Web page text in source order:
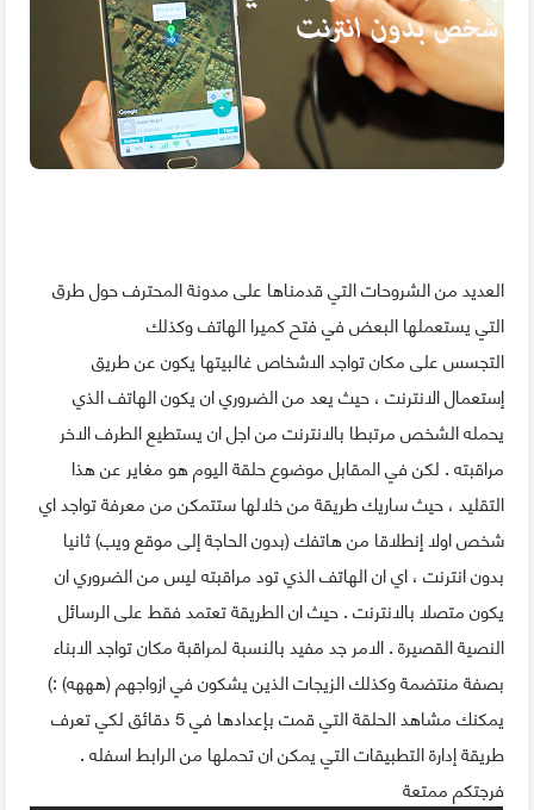
العديد من الشروحات التي قدمناها على مدونة المحترف حول طرق
التي يستعملها البعض في فتح كميرا الهاتف وكذلك
التجسس على مكان تواجد الاشخاص غالبيتها يكون عن طريق
إستعمال الانترنت ، حيث يعد من الضروري ان يكون الهاتف الذي
يحمله الشخص مرتبطا بالانترنت من اجل ان يستطيع الطرف الاخر
مراقبته . لكن في المقابل موضوع حلقة اليوم هو مغاير عن هذا
التقليد ، حيث ساريك طريقة من خلالها ستتمكن من معرفة تواجد اي
شخص اولا إنطلاقا من هاتفك (بدون الحاجة إلى موقع ويب) ثانيا
بدون انترنت ، اي ان الهاتف الذي تود مراقبته ليس من الضروري ان
يكون متصلا بالانترنت . حيث ان الطريقة تعتمد فقط على الرسائل
النصية القصيرة . الامر جد مفيد بالنسبة لمراقبة مكان تواجد الابناء
بصفة منتضمة وكذلك الزيجات الذين يشكون في ازواجهم (هههه) :)
يمكنك مشاهد الحلقة التي قمت بإعدادها في 5 دقائق لكي تعرف
طريقة إدارة التطبيقات التي يمكن ان تحملها من الرابط اسفله .
فرجتكم ممتعة